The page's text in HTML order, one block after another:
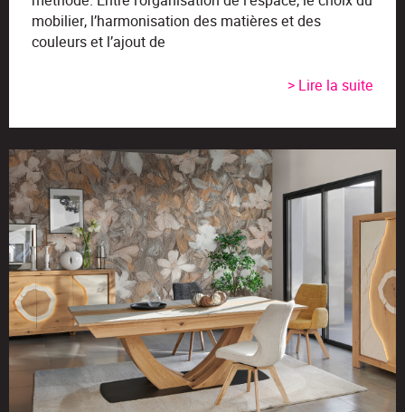
mobilier, l’harmonisation des matières et des
couleurs et l’ajout de
> Lire la suite